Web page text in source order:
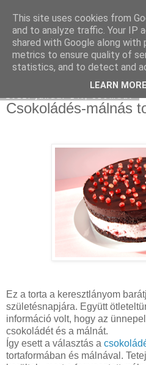
Moha Konyha
Csokoládés-málnás
Ez a torta a keresztlányom
születésnapjára. Együtt
információ volt, hogy az
csokoládét és a málnát.
Így esett a választás a
tortaformában és málnával.
This site uses cookies from
and to analyze traffic. Your IP
shared with Google along
metrics to ensure quality of
statistics, and to detect and
LEARN MORE